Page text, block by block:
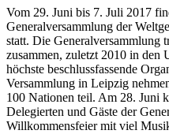
Vom 29. Juni bis 7. Juli 2017
Generalversammlung der
statt. Die Generalversammlung
zusammen, zuletzt 2010 in den
höchste beschlussfassende
Versammlung in Leipzig
100 Nationen teil. Am 28. Juni
Delegierten und Gäste der
Willkommensfeier mit viel